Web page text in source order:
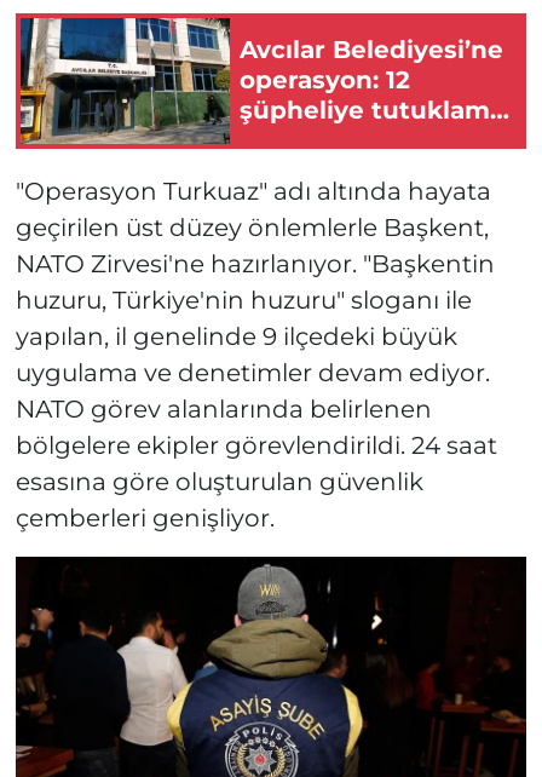
Avcılar Belediyesi’ne
operasyon: 12
şüpheliye tutuklama
"Operasyon Turkuaz" adı altında hayata
geçirilen üst düzey önlemlerle Başkent,
NATO Zirvesi'ne hazırlanıyor. "Başkentin
huzuru, Türkiye'nin huzuru" sloganı ile
yapılan, il genelinde 9 ilçedeki büyük
uygulama ve denetimler devam ediyor.
NATO görev alanlarında belirlenen
bölgelere ekipler görevlendirildi. 24 saat
esasına göre oluşturulan güvenlik
çemberleri genişliyor.